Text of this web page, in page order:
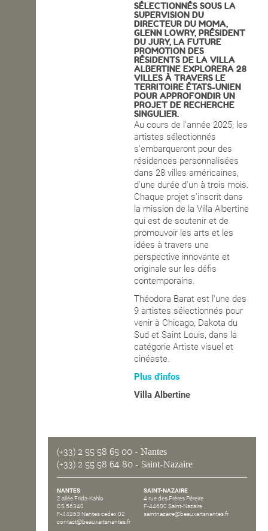
SÉLECTIONNÉS SOUS LA
SUPERVISION DU
DIRECTEUR DU MOMA,
GLENN LOWRY, PRÉSIDENT
DU JURY, LA FUTURE
PROMOTION DES
RÉSIDENTS DE LA VILLA
ALBERTINE EXPLORERA 28
VILLES À TRAVERS LE
TERRITOIRE ÉTATS-UNIEN
POUR APPROFONDIR UN
PROJET DE RECHERCHE
SINGULIER.
Au cours de l'année 2025, les
artistes sélectionnés
s'embarqueront pour des
résidences personnalisées
dans 28 villes américaines,
d'une durée d'un à trois mois.
Chaque projet s'inscrit dans
la mission de la Villa Albertine
qui est de soutenir et de
promouvoir les arts et les
idées à travers une
perspective innovante et
originale sur les défis
contemporains.
Théodora Barat est l'une des
9 artistes sélectionnés pour
venir à Chicago, Dakota du
Sud et Saint Louis, dans la
catégorie Artiste visuel et
cinéaste.
Plus d'infos
Villa Albertine
(+33) 2 55 58 65 00 - Nantes
(+33) 2 55 58 64 80 - Saint-Nazaire
NANTES
2 allée Frida-Kahlo
CS 56340
F-44263 Nantes cedex 02
contact@beauxartsnantes.fr
SAINT-NAZAIRE
4 rue des Frères Péreire
F-44600 Saint-Nazaire
saintnazaire@beauxartsnantes.fr